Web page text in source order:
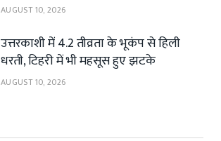
AUGUST 10, 2026
उत्तरकाशी में 4.2 तीव्रता के भूकंप से हिली
धरती, टिहरी में भी महसूस हुए झटके
AUGUST 10, 2026